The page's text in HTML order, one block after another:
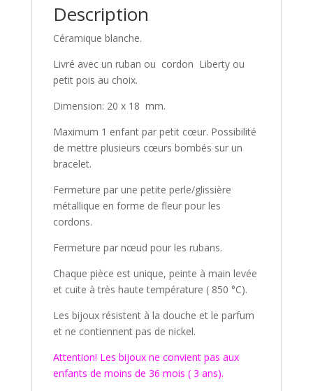
Description
Céramique blanche.
Livré avec un ruban ou cordon Liberty ou
petit pois au choix.
Dimension: 20 x 18 mm.
Maximum 1 enfant par petit cœur. Possibilité
de mettre plusieurs cœurs bombés sur un
bracelet.
Fermeture par une petite perle/glissière
métallique en forme de fleur pour les
cordons.
Fermeture par nœud pour les rubans.
Chaque pièce est unique, peinte à main levée
et cuite à très haute température ( 850 °C).
Les bijoux résistent à la douche et le parfum
et ne contiennent pas de nickel.
Attention! Les bijoux ne convient pas aux
enfants de moins de 36 mois ( 3 ans).